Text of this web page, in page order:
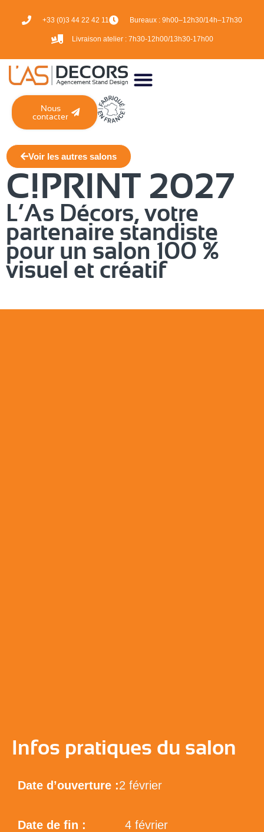
+33 (0)3 44 22 42 11 Bureaux : 9h00–12h30/14h–17h30
Livraison atelier : 7h30-12h00/13h30-17h00
Nous
contacter
Voir les autres salons
C!PRINT 2027
L’As Décors, votre
partenaire standiste
pour un salon 100 %
visuel et créatif
Infos pratiques du salon
Date d’ouverture :2 février
Date de fin : 4 février